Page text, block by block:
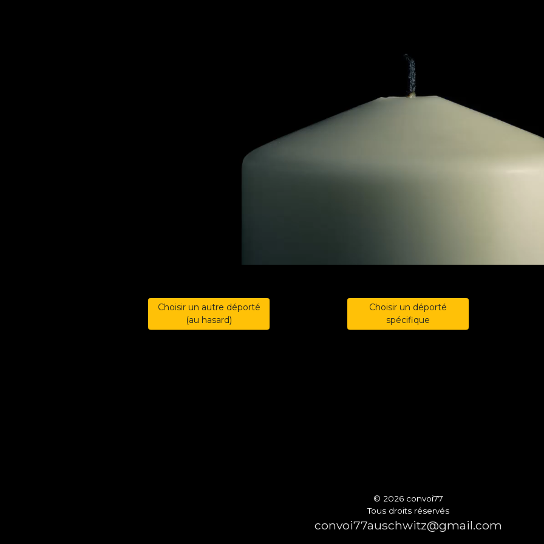
Choisir un autre déporté
(au hasard)
Choisir un déporté
spécifique
© 2026 convoi77
Tous droits réservés
convoi77auschwitz@gmail.com